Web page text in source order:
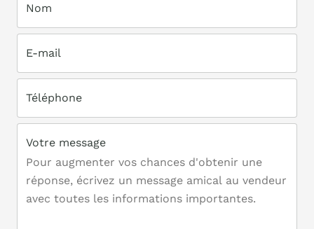
Nom
E-mail
Téléphone
Votre message